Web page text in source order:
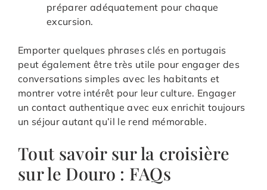
préparer adéquatement pour chaque
excursion.
Emporter quelques phrases clés en portugais
peut également être très utile pour engager des
conversations simples avec les habitants et
montrer votre intérêt pour leur culture. Engager
un contact authentique avec eux enrichit toujours
un séjour autant qu’il le rend mémorable.
Tout savoir sur la croisière
sur le Douro : FAQs